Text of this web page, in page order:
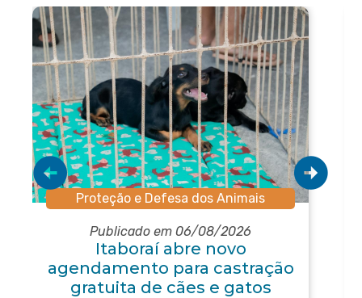
Proteção e Defesa dos Animais
Publicado em 06/08/2026
Itaboraí abre novo
agendamento para castração
gratuita de cães e gatos